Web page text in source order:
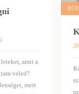
amit a
veled?
mert